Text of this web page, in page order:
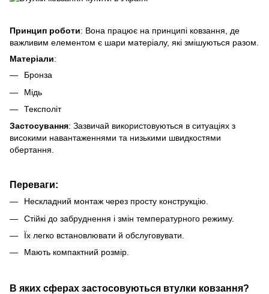
Принцип роботи: Вона працює на принципі ковзання, де
важливим елементом є шари матеріалу, які змішуються разом.
Матеріали:
Бронза
Мідь
Тексполіт
Застосування: Зазвичай використовуються в ситуаціях з
високими навантаженнями та низькими швидкостями
обертання.
Переваги:
Нескладний монтаж через просту конструкцію.
Стійкі до забруднення і змін температурного режиму.
Їх легко встановлювати й обслуговувати.
Мають компактний розмір.
В яких сферах застосовуються втулки ковзання?